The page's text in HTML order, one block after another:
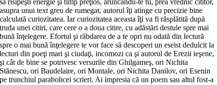
asupra unui text greu de rumegat, autorul îţi atinge cu precizie bine
calculată curiozitatea. Iar curiozitatea aceasta îţi va fi răsplătită după
truda unei citiri, care cere o a doua citire, cu adăstări destule spre mai
bună înţelegere. Efortul şi răbdarea de a te opri nu odată din lectură
spre o mai bună înţelegere te vor face să descoperi un eseist dedulcit la
lecturi din poeţi mari şi ciudaţi, incomozi ca şi autorul de Erezii ieşene,
şi cât de bine se potrivesc versurile din Ghilgameş, ori Nichita
Stănescu, ori Baudelaire, ori Montale, ori Nichita Danilov, ori Esenin
pe trunchiul parabolicei scrieri. Ai impresia că un poem sau altul fost-a